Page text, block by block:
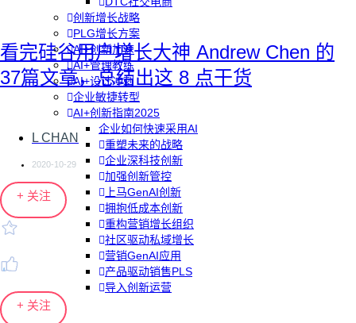
创新增长战略
PLG增长方案
AI+创新加速
AI+管理教练
AI+设计冲刺
企业敏捷转型
AI+创新指南2025
企业如何快速采用AI
重塑未来的战略
企业深科技创新
加强创新管控
上马GenAI创新
拥抱低成本创新
重构营销增长组织
社区驱动私域增长
营销GenAI应用
产品驱动销售PLS
导入创新运营
看完硅谷用户增长大神 Andrew Chen 的
37篇文章，总结出这 8 点干货
L CHAN
2020-10-29
+ 关注
+ 关注